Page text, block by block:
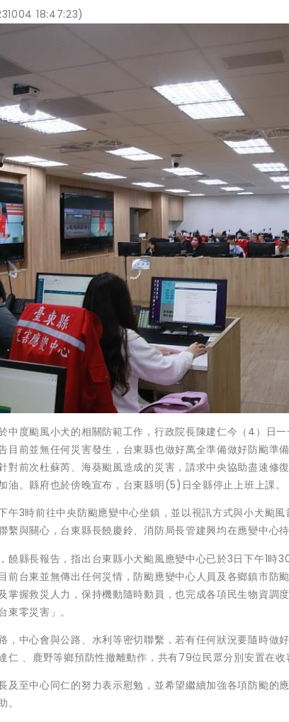
18:47:23)
中度颱風小犬的相關防範工作，行政院長陳建仁今（4）日
目前並無任何災害發生，台東縣也做好萬全準備做好防颱準
對前次杜蘇芮、海葵颱風造成的災害，請求中央協助盡速修
油。縣府也於傍晚宣布，台東縣明(5)日全縣停止上班上課。
午3時前往中央防颱應變中心坐鎮，並以視訊方式與小犬颱
繫與關心，台東縣長饒慶鈴、消防局長管建興均在應變中心待
饒縣長報告，指出台東縣小犬颱風應變中心已於3日下午1時
前台東並無傳出任何災情，防颱應變中心人員及各鄉鎮市防
掌握救災人力，保持機動隨時動員，也完成各項民生物資調
東零災害」。
，中心會與公路、水利等密切聯繫，若有任何狀況要隨時做
仁 、鹿野等鄉預防性撤離動作，共有79位民眾分別安置在收
及至中心同仁的努力表示慰勉，並希望繼續加強各項防颱的